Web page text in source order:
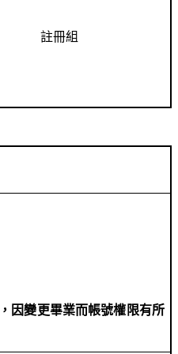
註冊組
因變更畢業而帳號權限有所